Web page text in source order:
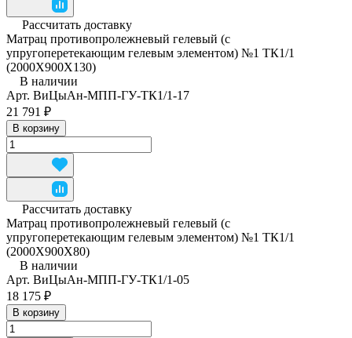
Рассчитать доставку
Матрац противопролежневый гелевый (с
упругоперетекающим гелевым элементом) №1 ТК1/1
(2000Х900Х130)
В наличии
Арт. ВиЦыАн-МПП-ГУ-ТК1/1-17
21 791 ₽
В корзину
Рассчитать доставку
Матрац противопролежневый гелевый (с
упругоперетекающим гелевым элементом) №1 ТК1/1
(2000Х900Х80)
В наличии
Арт. ВиЦыАн-МПП-ГУ-ТК1/1-05
18 175 ₽
В корзину